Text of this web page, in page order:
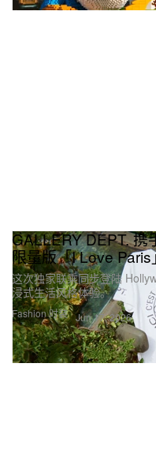
Fashion 时装
GALLERY DEPT. 携
限量版「I Love
这次独家联乘同步登陆
浸式生活风格体验。
Jun 17, 2026